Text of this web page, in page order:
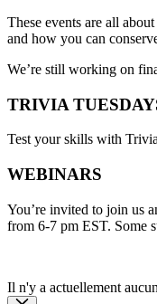
These events are all
and how you can
We’re still working on
TRIVIA
Test your skills with
WEBINARS
You’re invited to join us
from 6-7 pm EST. Some
Il n'y a actuellement